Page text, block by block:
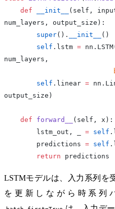
    def
__init__
(self,
num_layers, output_size):
        super
(). __init__
()
        self
.lstm =
num_layers,
        self
.linear =
output_size)
    def
forward__
(self, x):
        lstm_out, _
= self
        predictions
= self
        return
predictions
LSTMモデルは、入力系列を
を更新しながら時系列